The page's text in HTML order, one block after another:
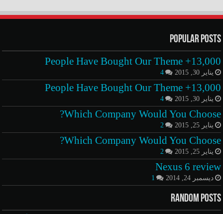
Popular Posts
13,000+ People Have Bought Our Theme
يناير 30, 2015 4
13,000+ People Have Bought Our Theme
يناير 30, 2015 4
Which Company Would You Choose?
يناير 25, 2015 2
Which Company Would You Choose?
يناير 25, 2015 2
Nexus 6 review
ديسمبر 24, 2014 1
Random Posts